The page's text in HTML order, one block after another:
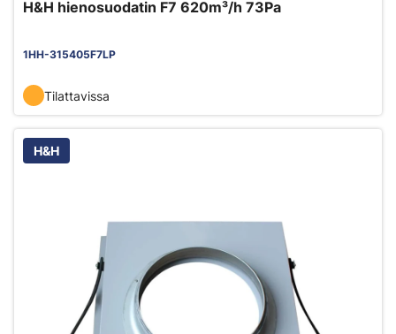
H&H hienosuodatin F7 620m³/h 73Pa
1HH-315405F7LP
Tilattavissa
H&H